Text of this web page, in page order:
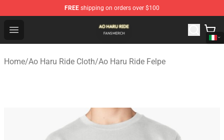
FREE shipping on orders over $100
Open menu
Ao Haru Ride Shop - Official Ao Haru Ride Merchandise
Home/Ao Haru Ride Cloth/Ao Haru Ride Felpe